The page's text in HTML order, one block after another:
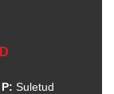
P: Suletud